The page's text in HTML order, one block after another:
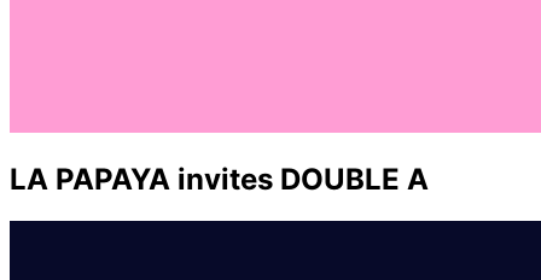
LA PAPAYA invites DOUBLE A